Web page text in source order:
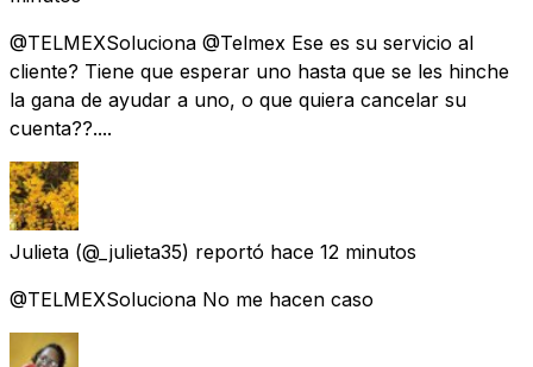
@TELMEXSoluciona @Telmex Ese es su servicio al
cliente? Tiene que esperar uno hasta que se les hinche
la gana de ayudar a uno, o que quiera cancelar su
cuenta??....
Julieta (@_julieta35) reportó hace 12 minutos
@TELMEXSoluciona No me hacen caso